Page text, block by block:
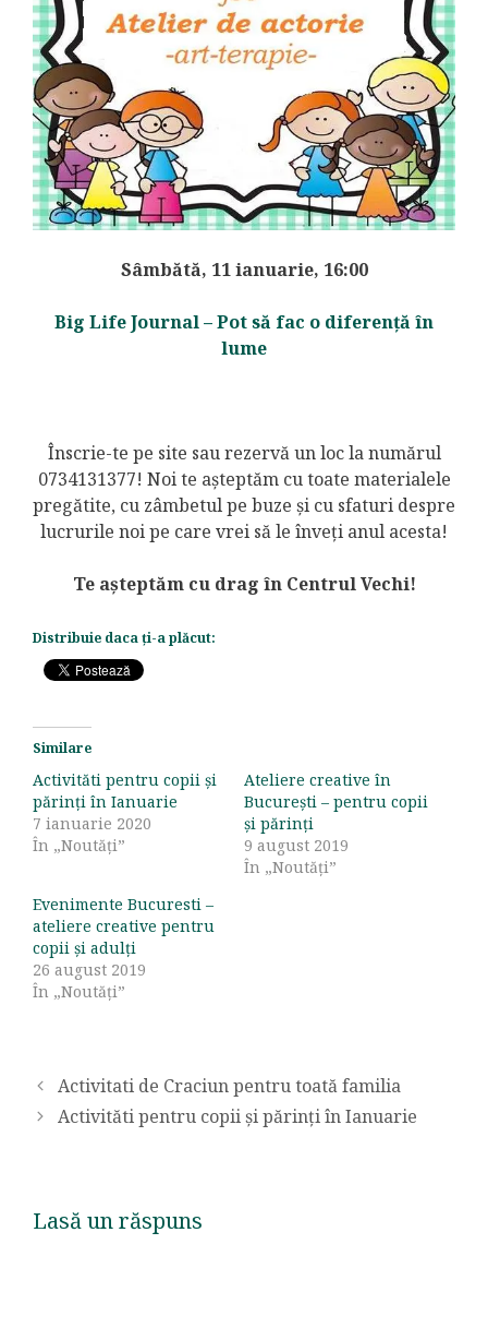
Sâmbătă, 11 ianuarie, 16:00
Big Life Journal – Pot să fac o diferență în
lume
Înscrie-te pe site sau rezervă un loc la numărul
0734131377! Noi te așteptăm cu toate materialele
pregătite, cu zâmbetul pe buze și cu sfaturi despre
lucrurile noi pe care vrei să le înveți anul acesta!
Te așteptăm cu drag în Centrul Vechi!
Distribuie daca ți-a plăcut:
Similare
Activităti pentru copii și
părinți în Ianuarie
7 ianuarie 2020
În „Noutăți”
Ateliere creative în
București – pentru copii
și părinți
9 august 2019
În „Noutăți”
Evenimente Bucuresti –
ateliere creative pentru
copii și adulți
26 august 2019
În „Noutăți”
Activitati de Craciun pentru toată familia
Activităti pentru copii și părinți în Ianuarie
Lasă un răspuns